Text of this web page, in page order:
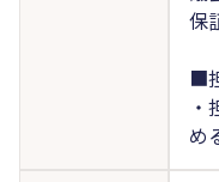
保
■
め